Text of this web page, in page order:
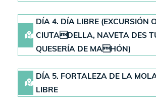
DÍA 4. DÍA LIBRE (EXCURSIÓN
CIUTADELLA, NAVETA DES
QUESERÍA DE MAHÓN)
DÍA 5. FORTALEZA DE LA
LIBRE